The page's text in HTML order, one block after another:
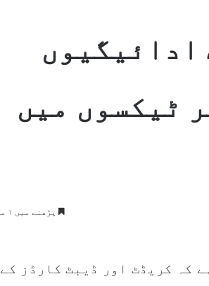
ادائیگیوں
ٹیکسوں میں
پڑھنے میں ۱ منٹ
کہ کریڈٹ اور ڈیبٹ کارڈز کے